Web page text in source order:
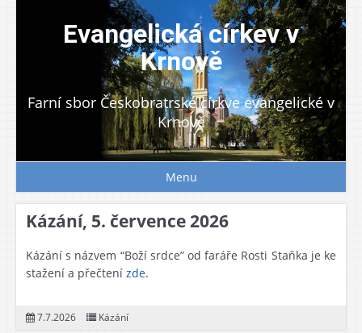
Evangelická církev v
Krnově
Farní sbor Českobratrské církve evangelické v
Krnově
Menu
Kázání, 5. července 2026
Kázání s názvem “Boží srdce” od faráře Rosti Staňka je ke
stažení a přečtení zde.
7.7.2026 Kázání